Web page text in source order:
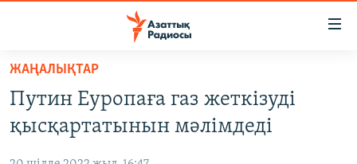
Skip
main
content
САЯСАТ
AZATTYQTV
ЖАҢАЛЫҚТАР
Путин Еуропаға газ жеткізуді
қысқартатынын мәлімдеді